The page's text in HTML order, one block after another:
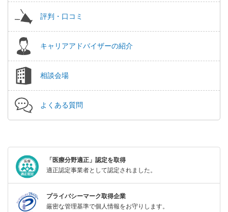
評判・口コミ
キャリアアドバイザーの紹介
相談会場
よくある質問
「医療分野適正」認定を取得
適正認定事業者として認定されました。
プライバシーマーク取得企業
厳密な管理基準で個人情報をお守りします。